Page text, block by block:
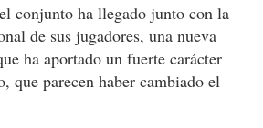
conjunto ha llegado junto con la
de sus jugadores, una nueva
ha aportado un fuerte carácter
que parecen haber cambiado el